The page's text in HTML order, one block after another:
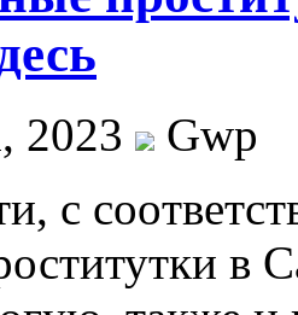
2023
Gwp
с
в